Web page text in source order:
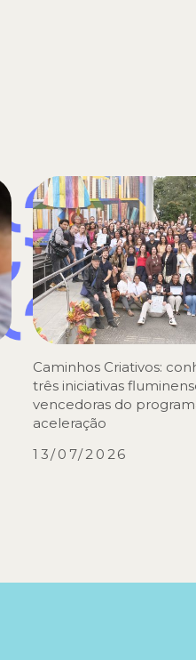
Caminhos Criativos:
três iniciativas
vencedoras do
aceleração
13/07/2026